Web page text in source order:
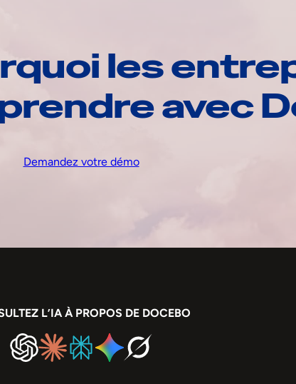
les
avec
Demandez votre démo
L’IA À PROPOS DE DOCEBO